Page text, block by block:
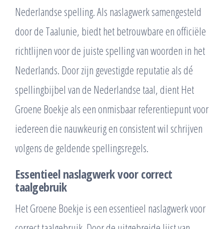
Nederlandse spelling. Als naslagwerk samengesteld
door de Taalunie, biedt het betrouwbare en officiële
richtlijnen voor de juiste spelling van woorden in het
Nederlands. Door zijn gevestigde reputatie als dé
spellingbijbel van de Nederlandse taal, dient Het
Groene Boekje als een onmisbaar referentiepunt voor
iedereen die nauwkeurig en consistent wil schrijven
volgens de geldende spellingsregels.
Essentieel naslagwerk voor correct
taalgebruik
Het Groene Boekje is een essentieel naslagwerk voor